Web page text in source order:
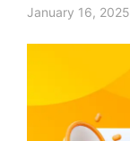
January 16, 2025